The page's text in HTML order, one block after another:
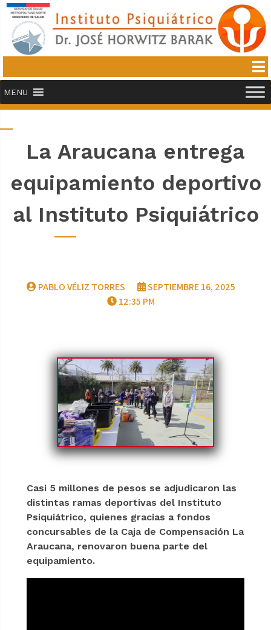
MENU
La Araucana entrega
equipamiento deportivo
al Instituto Psiquiátrico
PABLO VÉLIZ TORRES
SEPTIEMBRE 16, 2025
12:35 PM
Casi 5 millones de pesos se adjudicaron las
distintas ramas deportivas del Instituto
Psiquiátrico, quienes gracias a fondos
concursables de la Caja de Compensación La
Araucana, renovaron buena parte del
equipamiento.